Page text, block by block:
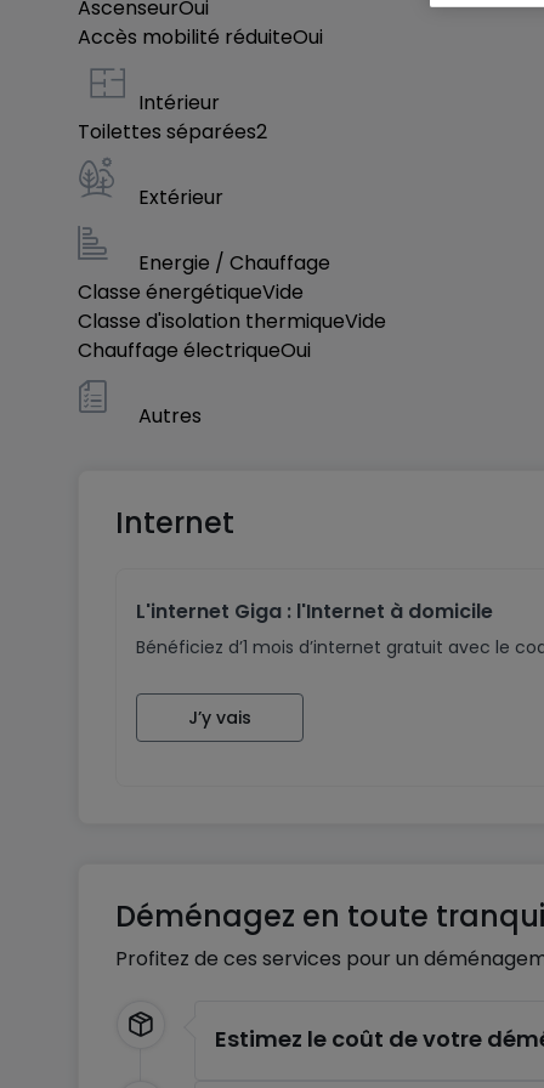
AscenseurOui
Accès mobilité réduiteOui
Intérieur
Toilettes séparées2
Extérieur
Energie / Chauffage
Classe énergétiqueVide
Classe d'isolation thermiqueVide
Chauffage électriqueOui
Autres
Internet
L'internet Giga : l'Internet à domicile
Bénéficiez d’1 mois d’internet gratuit avec le
J’y vais
Déménagez en toute
Profitez de ces services pour un
Estimez le coût de votre